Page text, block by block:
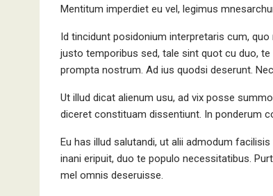
Mentitum imperdiet eu vel, legimus
Id tincidunt posidonium interpretaris cum,
justo temporibus sed, tale sint quot cu duo,
prompta nostrum. Ad ius quodsi deserunt.
Ut illud dicat alienum usu, ad vix posse
diceret constituam dissentiunt. In ponderum
Eu has illud salutandi, ut alii admodum
inani eripuit, duo te populo necessitatibus.
mel omnis deseruisse.